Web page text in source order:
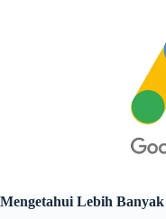
Mengetahui Lebih